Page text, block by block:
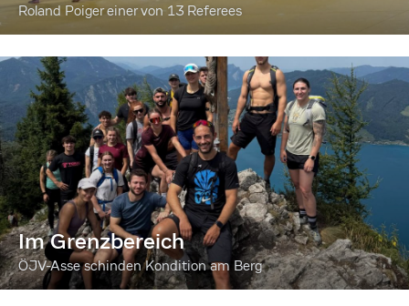
Roland Poiger einer von 13 Referees
Im Grenzbereich
ÖJV-Asse schinden Kondition am Berg